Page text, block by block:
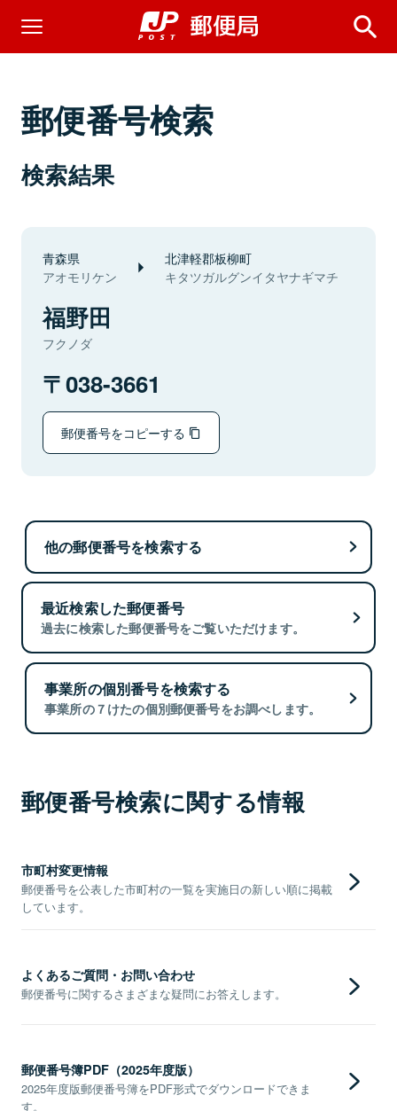
郵便番号検索
検索結果
青森県
アオモリケン
北津軽郡板柳町
キタツガルグンイタヤナギマチ
福野田
フクノダ
038-3661
郵便番号をコピーする
他の郵便番号を検索する
最近検索した郵便番号
過去に検索した郵便番号をご覧いただけます。
事業所の個別番号を検索する
事業所の７けたの個別郵便番号をお調べします。
郵便番号検索に関する情報
市町村変更情報
郵便番号を公表した市町村の一覧を実施日の新しい順に掲載
しています。
よくあるご質問・お問い合わせ
郵便番号に関するさまざまな疑問にお答えします。
郵便番号簿PDF（2025年度版）
2025年度版郵便番号簿をPDF形式でダウンロードできま
す。